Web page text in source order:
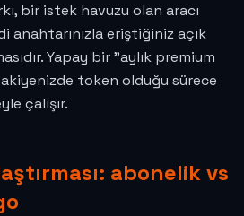
bir istek havuzu olan aracı
anahtarınızla eriştiğiniz açık
Yapay bir "aylık premium
token olduğu sürece
çalışır.
abonelik vs